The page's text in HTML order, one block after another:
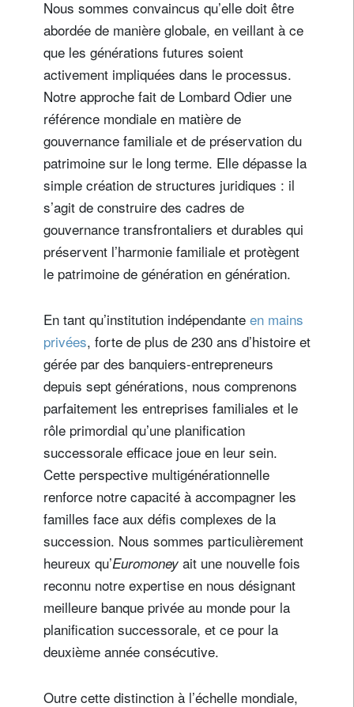
Nous sommes convaincus qu’elle doit être
abordée de manière globale, en veillant à ce
que les générations futures soient
activement impliquées dans le processus.
Notre approche fait de Lombard Odier une
référence mondiale en matière de
gouvernance familiale et de préservation du
patrimoine sur le long terme. Elle dépasse la
simple création de structures juridiques : il
s’agit de construire des cadres de
gouvernance transfrontaliers et durables qui
préservent l’harmonie familiale et protègent
le patrimoine de génération en génération.
En tant qu’institution indépendante en mains
privées, forte de plus de 230 ans d’histoire et
gérée par des banquiers-entrepreneurs
depuis sept générations, nous comprenons
parfaitement les entreprises familiales et le
rôle primordial qu’une planification
successorale efficace joue en leur sein.
Cette perspective multigénérationnelle
renforce notre capacité à accompagner les
familles face aux défis complexes de la
succession. Nous sommes particulièrement
heureux qu’Euromoney ait une nouvelle fois
reconnu notre expertise en nous désignant
meilleure banque privée au monde pour la
planification successorale, et ce pour la
deuxième année consécutive.
Outre cette distinction à l’échelle mondiale,